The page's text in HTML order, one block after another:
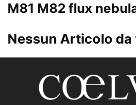
M81 M82 flux
Nessun Articolo